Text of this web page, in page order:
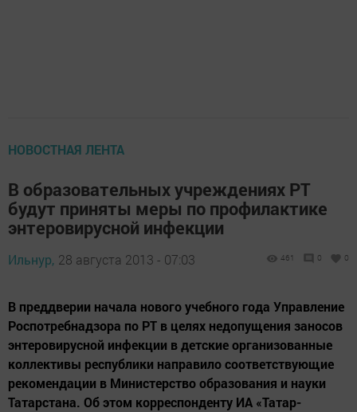
НОВОСТНАЯ ЛЕНТА
В образовательных учреждениях РТ
будут приняты меры по профилактике
энтеровирусной инфекции
Ильнур, 28 августа 2013 - 07:03 461 0 0
В преддверии начала нового учебного года Управление
Роспотребнадзора по РТ в целях недопущения заносов
энтеровирусной инфекции в детские организованные
коллективы республики направило соответствующие
рекомендации в Министерство образования и науки
Татарстана. Об этом корреспонденту ИА «Татар-